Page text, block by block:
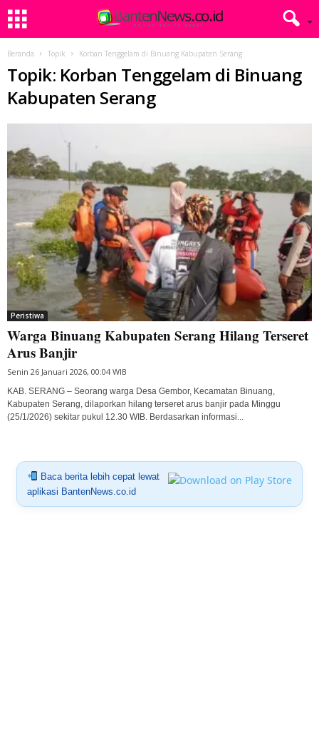
Beranda Topik Korban Tenggelam di Binuang Kabupaten Serang
Topik: Korban Tenggelam di Binuang
Kabupaten Serang
Peristiwa
Warga Binuang Kabupaten Serang Hilang Terseret
Arus Banjir
Senin 26 Januari 2026, 00:04 WIB
KAB. SERANG – Seorang warga Desa Gembor, Kecamatan Binuang,
Kabupaten Serang, dilaporkan hilang terseret arus banjir pada Minggu
(25/1/2026) sekitar pukul 12.30 WIB. Berdasarkan informasi...
Baca berita lebih cepat lewat
aplikasi BantenNews.co.id